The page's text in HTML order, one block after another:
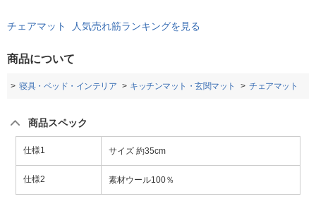
チェアマット 人気売れ筋ランキングを見る
商品について
寝具・ベッド・インテリア キッチンマット・玄関マット チェアマット
商品スペック
仕様1 サイズ 約35cm
仕様2 素材ウール100％